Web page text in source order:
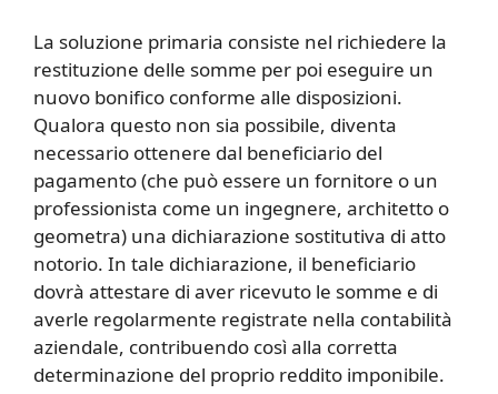
La soluzione primaria consiste nel richiedere la
restituzione delle somme per poi eseguire un
nuovo bonifico conforme alle disposizioni.
Qualora questo non sia possibile, diventa
necessario ottenere dal beneficiario del
pagamento (che può essere un fornitore o un
professionista come un ingegnere, architetto o
geometra) una dichiarazione sostitutiva di atto
notorio. In tale dichiarazione, il beneficiario
dovrà attestare di aver ricevuto le somme e di
averle regolarmente registrate nella contabilità
aziendale, contribuendo così alla corretta
determinazione del proprio reddito imponibile.